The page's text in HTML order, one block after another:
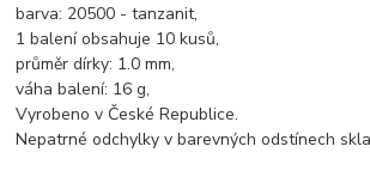
barva: 20500 - tanzanit,
1 balení obsahuje 10 kusů,
průměr dírky: 1.0 mm,
váha balení: 16 g,
Vyrobeno v České Republice.
Nepatrné odchylky v barevných odstínech